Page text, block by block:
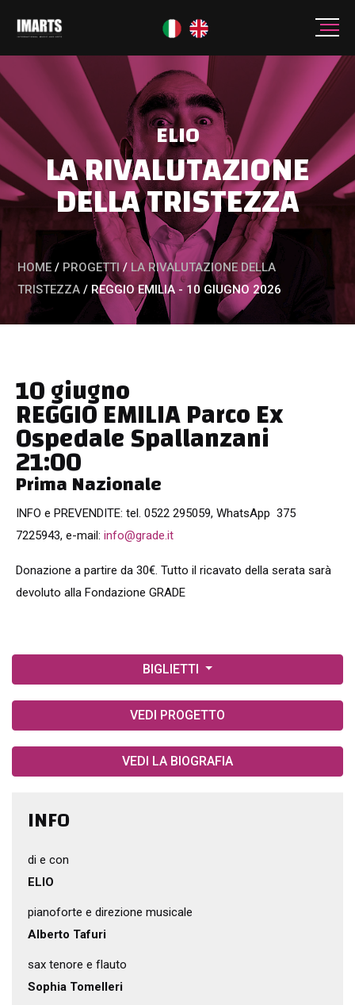
ELIO
LA RIVALUTAZIONE
DELLA TRISTEZZA
HOME / PROGETTI / LA RIVALUTAZIONE DELLA
TRISTEZZA / REGGIO EMILIA - 10 GIUGNO 2026
10 giugno
REGGIO EMILIA Parco Ex
Ospedale Spallanzani
21:00
Prima Nazionale
INFO e PREVENDITE: tel. 0522 295059, WhatsApp 375
7225943, e-mail: info@grade.it
Donazione a partire da 30€. Tutto il ricavato della serata sarà
devoluto alla Fondazione GRADE
BIGLIETTI
VEDI PROGETTO
VEDI LA BIOGRAFIA
INFO
di e con
ELIO
pianoforte e direzione musicale
Alberto Tafuri
sax tenore e flauto
Sophia Tomelleri